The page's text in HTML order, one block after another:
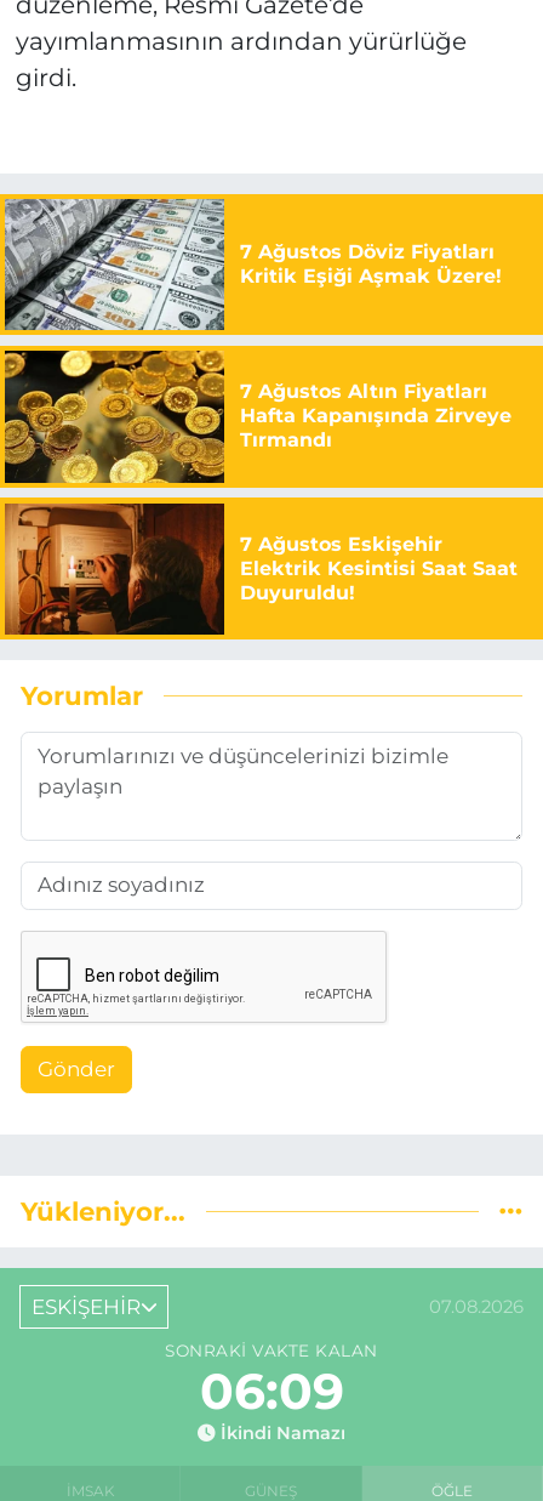
yayımlanmasının ardından yürürlüğe
girdi.
7 Ağustos Döviz Fiyatları
Kritik Eşiği Aşmak Üzere!
7 Ağustos Altın Fiyatları
Hafta Kapanışında Zirveye
Tırmandı
7 Ağustos Eskişehir
Elektrik Kesintisi Saat Saat
Duyuruldu!
Yorumlar
Gönder
Yükleniyor...
ESKİŞEHİR 07.08.2026
SONRAKI VAKTE KALAN
06:09
İkindi Namazı
İMSAK GÜNEŞ ÖĞLE